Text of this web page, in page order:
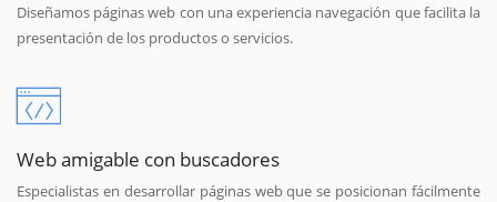
Diseñamos páginas web con una experiencia navegación que facilita la
presentación de los productos o servicios.
Web amigable con buscadores
Especialistas en desarrollar páginas web que se posicionan fácilmente